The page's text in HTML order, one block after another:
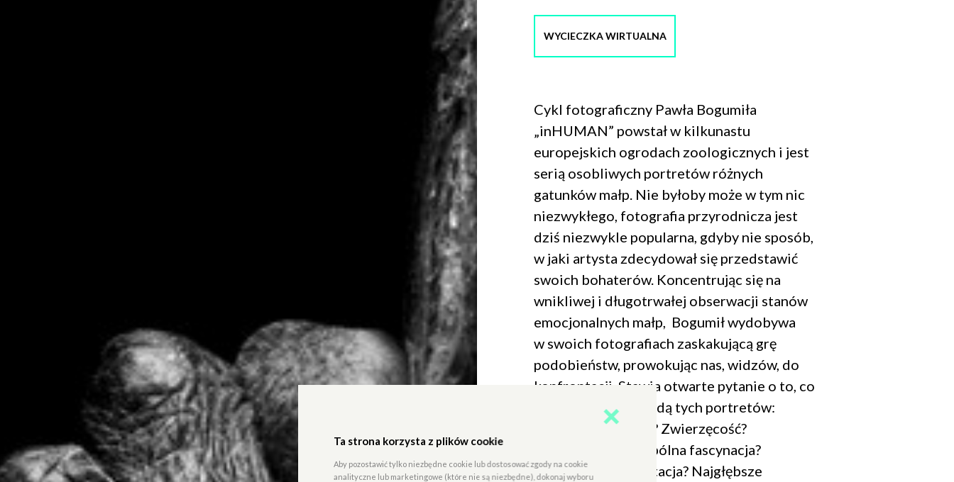
WYCIECZKA WIRTUALNA
Cykl fotograficzny Pawła Bogumiła
„inHUMAN” powstał w kilkunastu
europejskich ogrodach zoologicznych i jest
serią osobliwych portretów różnych
gatunków małp. Nie byłoby może w tym nic
niezwykłego, fotografia przyrodnicza jest
dziś niezwykle popularna, gdyby nie sposób,
w jaki artysta zdecydował się przedstawić
swoich bohaterów. Koncentrując się na
wnikliwej i długotrwałej obserwacji stanów
emocjonalnych małp, Bogumił wydobywa
w swoich fotografiach zaskakującą grę
podobieństw, prowokując nas, widzów, do
konfrontacji. Stawia otwarte pytanie o to, co
właściwie jest prawdą tych portretów:
„Człowieczeństwo? Zwierzęcość?
Zniewolenie? Obopólna fascynacja?
Szczerość? Kohabitacja? Najgłębsze
Ta strona korzysta z plików cookie
Aby pozostawić tylko niezbędne cookie lub dostosować zgody na cookie
analityczne lub marketingowe (które nie są niezbędne), dokonaj wyboru